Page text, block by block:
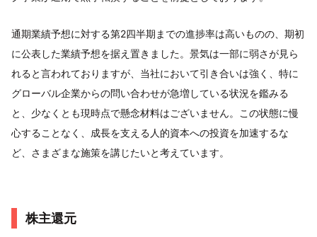
通期業績予想に対する第2四半期までの進捗率は高いものの、期初
に公表した業績予想を据え置きました。景気は一部に弱さが見ら
れると言われておりますが、当社において引き合いは強く、特に
グローバル企業からの問い合わせが急増している状況を鑑みる
と、少なくとも現時点で懸念材料はございません。この状態に慢
心することなく、成長を支える人的資本への投資を加速するな
ど、さまざまな施策を講じたいと考えています。
株主還元